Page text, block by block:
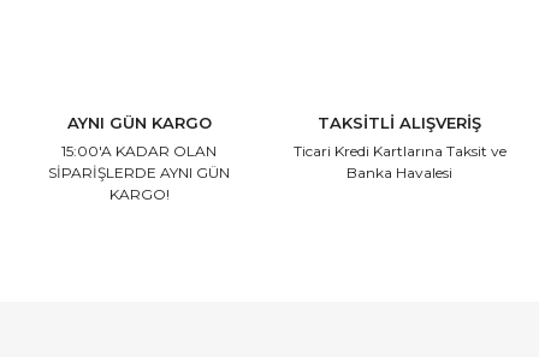
AYNI GÜN KARGO
15:00'A KADAR OLAN
SİPARİŞLERDE AYNI GÜN
KARGO!
TAKSİTLİ ALIŞVERİŞ
Ticari Kredi Kartlarına Taksit ve
Banka Havalesi